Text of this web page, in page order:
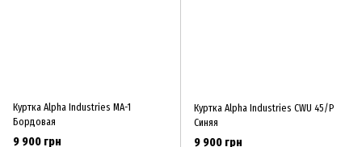
Куртка Alpha Industries MA-1
Бордовая
9 900 грн
Куртка Alpha Industries CWU 45/P
Синяя
9 900 грн